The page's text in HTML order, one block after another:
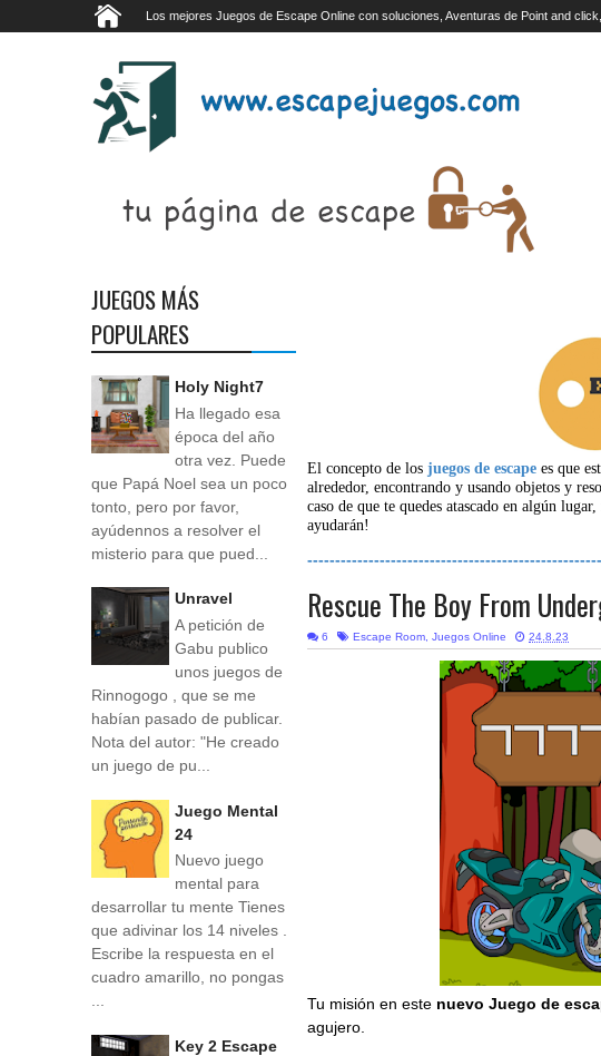
Los mejores Juegos de Escape Online con soluciones, Aventuras de Point and
El concepto de losjuegos de escape es que
alrededor, encontrando y usando objetos y
caso de que te quedes atascado en algún
ayudarán!
Rescue The Boy From
6 Escape Room Juegos Online 24.8.23
Tu misión en este nuevo Juego de
agujero.
JUEGOS MÁS
POPULARES
Holy Night7
Ha llegado esa
época del año
otra vez. Puede
que Papá Noel sea un poco
tonto, pero por favor,
ayúdennos a resolver el
misterio para que pued...
Unravel
A petición de
Gabu publico
unos juegos de
Rinnogogo , que se me
habían pasado de publicar.
Nota del autor: "He creado
un juego de pu...
Juego Mental
24
Nuevo juego
mental para
desarrollar tu mente Tienes
que adivinar los 14 niveles .
Escribe la respuesta en el
cuadro amarillo, no pongas
...
Key 2 Escape